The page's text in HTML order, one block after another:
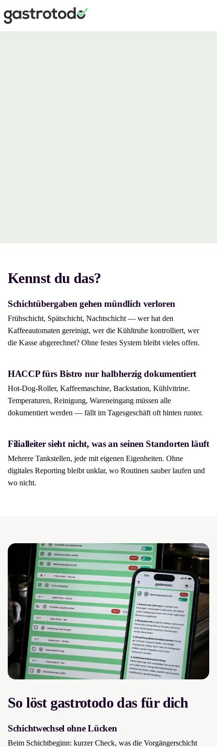
Kennst du das?
Schichtübergaben gehen mündlich verloren
Frühschicht, Spätschicht, Nachtschicht — wer hat den
Kaffeeautomaten gereinigt, wer die Kühltruhe kontrolliert, wer
die Kasse abgerechnet? Ohne festes System bleibt vieles offen.
HACCP fürs Bistro nur halbherzig dokumentiert
Hot-Dog-Roller, Kaffeemaschine, Backstation, Kühlvitrine.
Temperaturen, Reinigung, Wareneingang müssen alle
dokumentiert werden — fällt im Tagesgeschäft oft hinten runter.
Filialleiter sieht nicht, was an seinen Standorten läuft
Mehrere Tankstellen, jede mit eigenen Eigenheiten. Ohne
digitales Reporting bleibt unklar, wo Routinen sauber laufen und
wo nicht.
So löst gastrotodo das für dich
Schichtwechsel ohne Lücken
Beim Schichtbeginn: kurzer Check, was die Vorgängerschicht